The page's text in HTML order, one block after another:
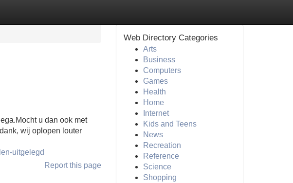
u dan ook met
wij oplopen louter
uitgelegd
Report this page
Web Directory Categories
Arts
Business
Computers
Games
Health
Home
Internet
Kids and Teens
News
Recreation
Reference
Science
Shopping